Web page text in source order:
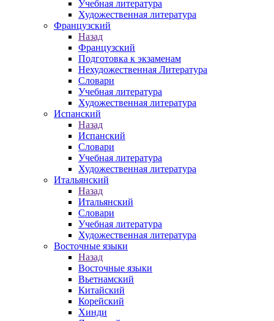
Учебная литература
Художественная литература
Французский
Назад
Французский
Подготовка к экзаменам
Нехудожественная Литература
Словари
Учебная литература
Художественная литература
Испанский
Назад
Испанский
Словари
Учебная литература
Художественная литература
Итальянский
Назад
Итальянский
Словари
Учебная литература
Художественная литература
Восточные языки
Назад
Восточные языки
Вьетнамский
Китайский
Корейский
Хинди